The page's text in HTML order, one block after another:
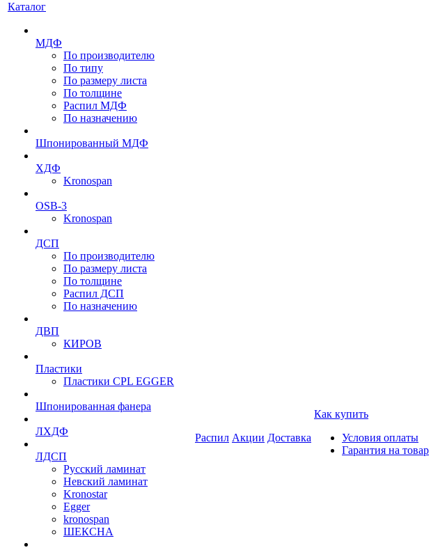
Каталог
МДФ
По производителю
По типу
По размеру листа
По толщине
Распил МДФ
По назначению
Шпонированный МДФ
ХДФ
Kronospan
OSB-3
Kronospan
ДСП
По производителю
По размеру листа
По толщине
Распил ДСП
По назначению
ДВП
КИРОВ
Пластики
Пластики CPL EGGER
Шпонированная фанера
ЛХДФ
ЛДСП
Русский ламинат
Невский ламинат
Kronostar
Egger
kronospan
ШЕКСНА
Распил Акции Доставка
Как купить
Условия оплаты
Гарантия на товар